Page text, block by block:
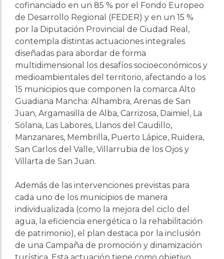
cofinanciado en un 85 % por el Fondo Europeo
de Desarrollo Regional (FEDER) y en un 15 %
por la Diputación Provincial de Ciudad Real,
contempla distintas actuaciones integrales
diseñadas para abordar de forma
multidimensional los desafíos socioeconómicos y
medioambientales del territorio, afectando a los
15 municipios que componen la comarca Alto
Guadiana Mancha: Alhambra, Arenas de San
Juan, Argamasilla de Alba, Carrizosa, Daimiel, La
Solana, Las Labores, Llanos del Caudillo,
Manzanares, Membrilla, Puerto Lápice, Ruidera,
San Carlos del Valle, Villarrubia de los Ojos y
Villarta de San Juan.
Además de las intervenciones previstas para
cada uno de los municipios de manera
individualizada (como la mejora del ciclo del
agua, la eficiencia energética o la rehabilitación
de patrimonio), el plan destaca por la inclusión
de una Campaña de promoción y dinamización